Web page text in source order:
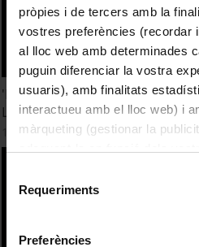
pròpies i de tercers amb la
vostres preferències (recordar
al lloc web amb determinades
puguin diferenciar la vostra
usuaris), amb finalitats
interactueu amb el lloc web) i
màrqueting (gestionar la
consultar laPolítica de
Requeriments
Preferències
'El artista y la enseñanza del
López
12 Diciembre, 2011